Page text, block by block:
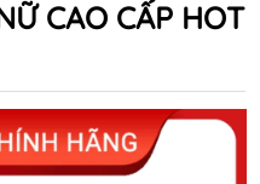
CAO CẤP HOT